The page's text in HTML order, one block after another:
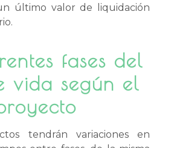
último valor de liquidación
fases del
vida según el
tendrán variaciones en